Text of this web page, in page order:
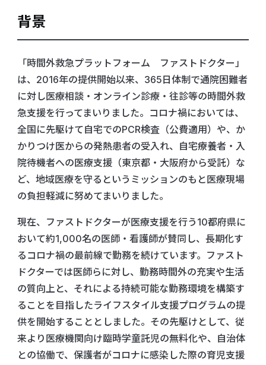
背景
「時間外救急プラットフォーム ファストドクター」
は、2016年の提供開始以来、365日体制で通院困難者
に対し医療相談・オンライン診療・往診等の時間外救
急支援を行ってまいりました。コロナ禍においては、
全国に先駆けて自宅でのPCR検査（公費適用）や、か
かりつけ医からの発熱患者の受入れ、自宅療養者・入
院待機者への医療支援（東京都・大阪府から受託）な
ど、地域医療を守るというミッションのもと医療現場
の負担軽減に努めてまいりました。
現在、ファストドクターが医療支援を行う10都府県に
おいて約1,000名の医師・看護師が賛同し、長期化す
るコロナ禍の最前線で勤務を続けています。ファスト
ドクターでは医師らに対し、勤務時間外の充実や生活
の質向上と、それによる持続可能な勤務環境を構築す
ることを目指したライフスタイル支援プログラムの提
供を開始することとしました。その先駆けとして、従
来より医療機関向け臨時学童託児の無料化や、自治体
との協働で、保護者がコロナに感染した際の育児支援